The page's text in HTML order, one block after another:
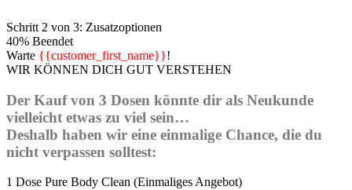
Schritt 2 von 3: Zusatzoptionen
40% Beendet
Warte {{customer_first_name}}!
WIR KÖNNEN DICH GUT VERSTEHEN
Der Kauf von 3 Dosen könnte dir als Neukunde
vielleicht etwas zu viel sein…
Deshalb haben wir eine einmalige Chance, die du
nicht verpassen solltest:
1 Dose Pure Body Clean (Einmaliges Angebot)